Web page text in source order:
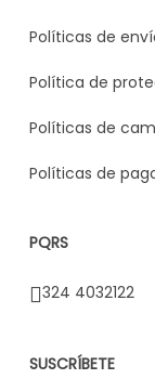
Políticas de
Política de
Políticas de
Políticas de
PQRS
324 4032122
SUSCRÍBETE